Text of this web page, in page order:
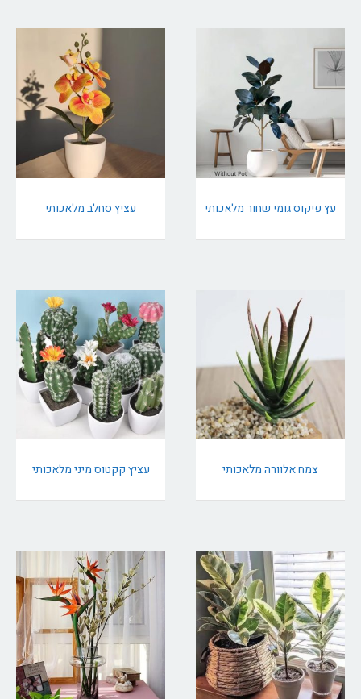
עץ פיקוס גומי שחור מלאכותי עציץ סחלב מלאכותי
צמח אלוורה מלאכותי עציץ קקטוס מיני מלאכותי